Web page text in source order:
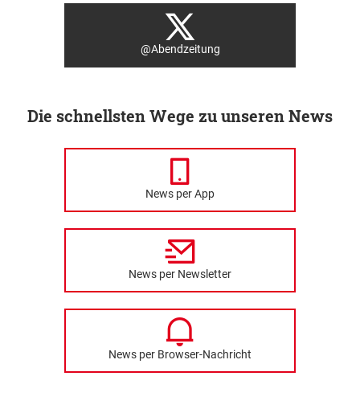
@Abendzeitung
Die schnellsten Wege zu unseren News
News per App
News per Newsletter
News per Browser-Nachricht